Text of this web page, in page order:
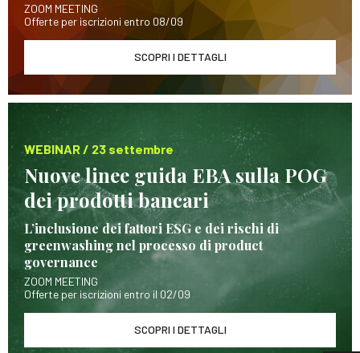
ZOOM MEETING
Offerte per iscrizioni entro 08/09
SCOPRI I DETTAGLI
WEBINAR / 23 settembre
Nuove linee guida EBA sulla POG
dei prodotti bancari
L’inclusione dei fattori ESG e dei rischi di
greenwashing nel processo di product
governance
ZOOM MEETING
Offerte per iscrizioni entro il 02/09
SCOPRI I DETTAGLI